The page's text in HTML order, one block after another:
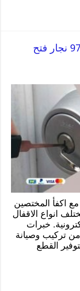
فتح اقفال ميناء عبد الله 97477575 نجار فتح
مع اكفأ المختصين
انواع الاقفال
خبرات
تركيب وصيانة
القطع